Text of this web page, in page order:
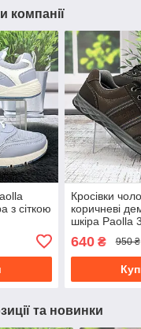
компанії
з сіткою
Кросівки
коричневі
шкіра Paolla
640₴ 950 ₴
та новинки